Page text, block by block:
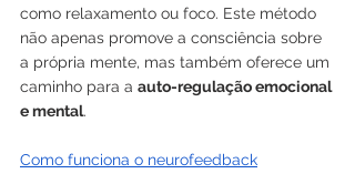
como relaxamento ou foco. Este método
não apenas promove a consciência sobre
a própria mente, mas também oferece um
caminho para a auto-regulação emocional
e mental.
Como funciona o neurofeedback